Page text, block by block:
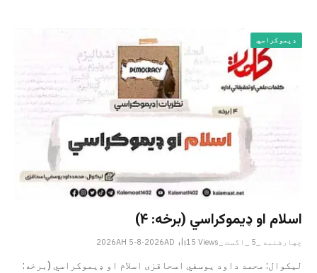
ډیموکراسي
اسلام او ډیموکراسي (برخه: ۴)
چهارشنبه _5 _اگست _2026AH 5-8-2026AD 15 Views
لیکوال: محمد داود یوسفي اسحاقزی اسلام او ډیموکراسي (برخه: